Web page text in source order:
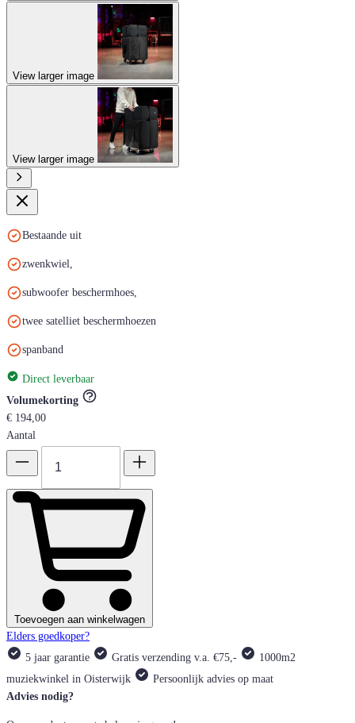
View larger image
View larger image
Bestaande uit
zwenkwiel,
subwoofer beschermhoes,
twee satelliet beschermhoezen
spanband
Direct leverbaar
Volumekorting
€ 194,00
Aantal
Toevoegen aan winkelwagen
Elders goedkoper?
5 jaar garantie
Gratis verzending v.a. €75,-
1000m2
muziekwinkel in Oisterwijk
Persoonlijk advies op maat
Advies nodig?